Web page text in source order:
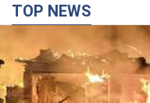
TOP NEWS